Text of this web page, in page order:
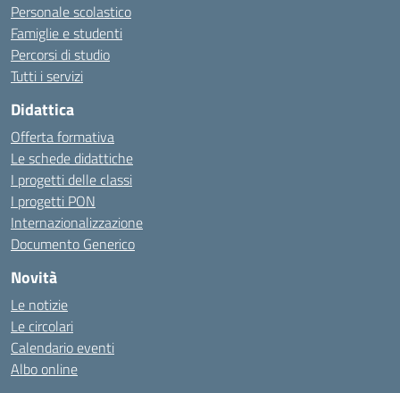
Personale scolastico
Famiglie e studenti
Percorsi di studio
Tutti i servizi
Didattica
Offerta formativa
Le schede didattiche
I progetti delle classi
I progetti PON
Internazionalizzazione
Documento Generico
Novità
Le notizie
Le circolari
Calendario eventi
Albo online